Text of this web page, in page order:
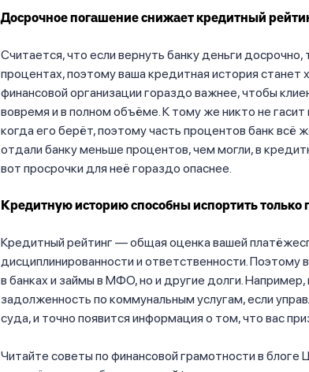
Досрочное погашение снижает кредитный
Считается, что если вернуть банку деньги досрочно,
процентах, поэтому ваша кредитная история
финансовой организации гораздо важнее, чтобы
вовремя и в полном объёме. К тому же никто не
когда его берёт, поэтому часть процентов банк всё
отдали банку меньше процентов, чем могли, в
вот просрочки для неё гораздо опаснее.
Кредитную историю способны испортить
Кредитный рейтинг — общая оценка вашей
дисциплинированности и ответственности. Поэтому
в банках и займы в МФО, но и другие долги.
задолженность по коммунальным услугам, если
суда, и точно появится информация о том, что вас
Читайте советы по финансовой грамотности в блоге